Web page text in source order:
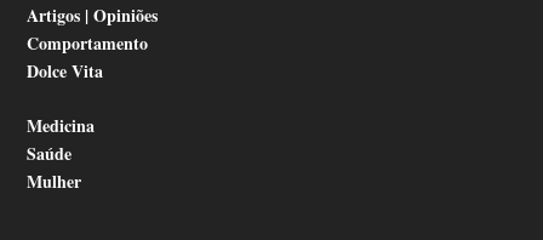
Artigos | Opiniões
Comportamento
Dolce Vita
Medicina
Saúde
Mulher